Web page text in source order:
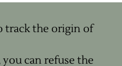
track the origin of
can refuse the